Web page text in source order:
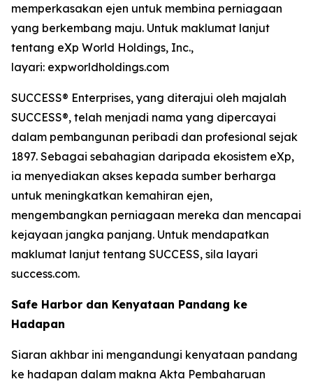
memperkasakan ejen untuk membina perniagaan
yang berkembang maju. Untuk maklumat lanjut
tentang eXp World Holdings, Inc.,
layari: expworldholdings.com
SUCCESS® Enterprises, yang diterajui oleh majalah
SUCCESS®, telah menjadi nama yang dipercayai
dalam pembangunan peribadi dan profesional sejak
1897. Sebagai sebahagian daripada ekosistem eXp,
ia menyediakan akses kepada sumber berharga
untuk meningkatkan kemahiran ejen,
mengembangkan perniagaan mereka dan mencapai
kejayaan jangka panjang. Untuk mendapatkan
maklumat lanjut tentang SUCCESS, sila layari
success.com.
Safe Harbor dan Kenyataan Pandang ke
Hadapan
Siaran akhbar ini mengandungi kenyataan pandang
ke hadapan dalam makna Akta Pembaharuan